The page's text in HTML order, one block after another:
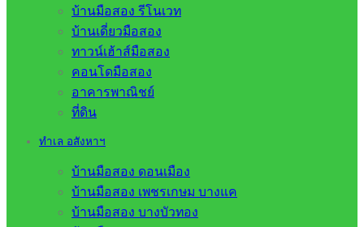
บ้านมือสอง รีโนเวท
บ้านเดี่ยวมือสอง
ทาวน์เฮ้าส์มือสอง
คอนโดมือสอง
อาคารพาณิชย์
ที่ดิน
ทำเล อสังหาฯ
บ้านมือสอง ดอนเมือง
บ้านมือสอง เพชรเกษม บางแค
บ้านมือสอง บางบัวทอง